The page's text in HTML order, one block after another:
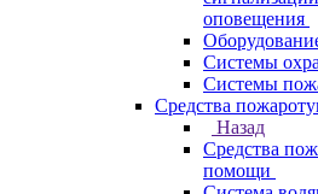
оповещения
Системы
Системы
Средства
Назад
Средства
помощи